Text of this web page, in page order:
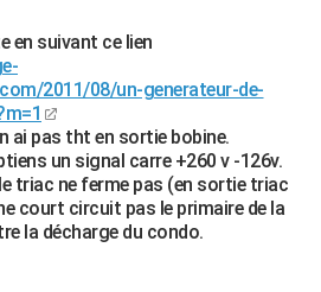
en suivant ce lien
2011/08/un-generateur-de-
ai pas tht en sortie bobine.
un signal carre +260 v -126v.
triac ne ferme pas (en sortie triac
court circuit pas le primaire de la
la décharge du condo.